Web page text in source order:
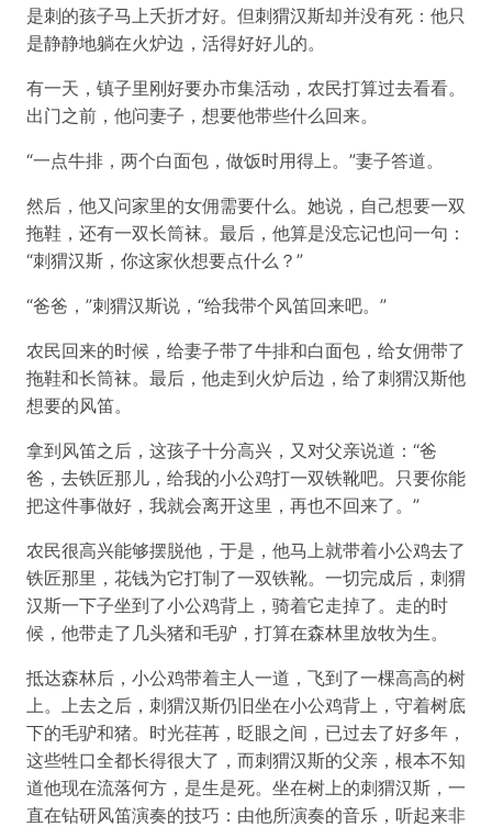
是刺的孩子马上夭折才好。但刺猬汉斯却并没有死：他只
是静静地躺在火炉边，活得好好儿的。
有一天，镇子里刚好要办市集活动，农民打算过去看看。
出门之前，他问妻子，想要他带些什么回来。
“一点牛排，两个白面包，做饭时用得上。”妻子答道。
然后，他又问家里的女佣需要什么。她说，自己想要一双
拖鞋，还有一双长筒袜。最后，他算是没忘记也问一句：
“刺猬汉斯，你这家伙想要点什么？”
“爸爸，”刺猬汉斯说，“给我带个风笛回来吧。”
农民回来的时候，给妻子带了牛排和白面包，给女佣带了
拖鞋和长筒袜。最后，他走到火炉后边，给了刺猬汉斯他
想要的风笛。
拿到风笛之后，这孩子十分高兴，又对父亲说道：“爸
爸，去铁匠那儿，给我的小公鸡打一双铁靴吧。只要你能
把这件事做好，我就会离开这里，再也不回来了。”
农民很高兴能够摆脱他，于是，他马上就带着小公鸡去了
铁匠那里，花钱为它打制了一双铁靴。一切完成后，刺猬
汉斯一下子坐到了小公鸡背上，骑着它走掉了。走的时
候，他带走了几头猪和毛驴，打算在森林里放牧为生。
抵达森林后，小公鸡带着主人一道，飞到了一棵高高的树
上。上去之后，刺猬汉斯仍旧坐在小公鸡背上，守着树底
下的毛驴和猪。时光荏苒，眨眼之间，已过去了好多年，
这些牲口全都长得很大了，而刺猬汉斯的父亲，根本不知
道他现在流落何方，是生是死。坐在树上的刺猬汉斯，一
直在钻研风笛演奏的技巧：由他所演奏的音乐，听起来非